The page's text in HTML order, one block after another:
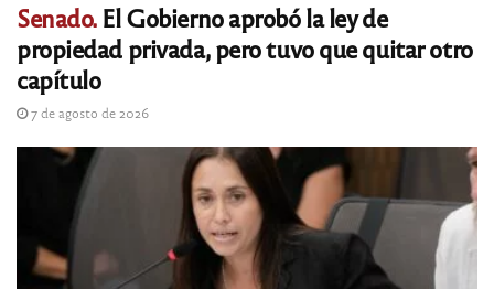
Senado.El Gobierno aprobó la ley de
propiedad privada, pero tuvo que quitar otro
capítulo
7 de agosto de 2026